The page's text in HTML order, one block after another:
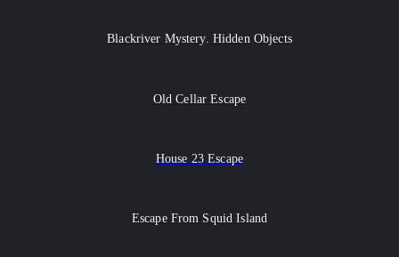
Blackriver Mystery. Hidden Objects
Old Cellar Escape
House 23 Escape
Escape From Squid Island